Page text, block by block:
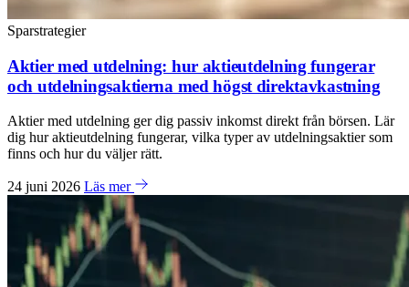
Sparstrategier
Aktier med utdelning: hur aktieutdelning fungerar
och utdelningsaktierna med högst direktavkastning
Aktier med utdelning ger dig passiv inkomst direkt från börsen. Lär
dig hur aktieutdelning fungerar, vilka typer av utdelningsaktier som
finns och hur du väljer rätt.
24 juni 2026 Läs mer